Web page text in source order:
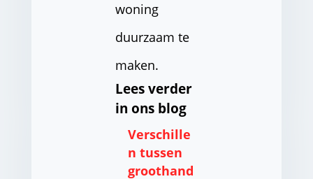
woning
duurzaam te
maken.
Lees verder
in ons blog
Verschille
n tussen
groothand